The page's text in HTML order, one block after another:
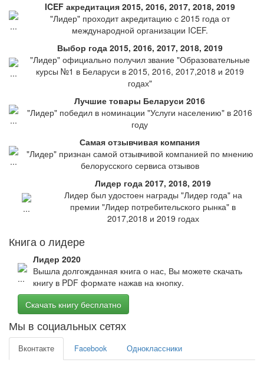
ICEF акредитация 2015, 2016, 2017, 2018, 2019
"Лидер" проходит акредитацию с 2015 года от
международной организации ICEF.
Выбор года 2015, 2016, 2017, 2018, 2019
"Лидер" официально получил звание "Образовательные
курсы №1 в Беларуси в 2015, 2016, 2017,2018 и 2019
годах"
Лучшие товары Беларуси 2016
"Лидер" победил в номинации "Услуги населению" в 2016
году
Самая отзывчивая компания
"Лидер" признан самой отзывчивой компанией по мнению
белорусского сервиса отзывов
Лидер года 2017, 2018, 2019
Лидер был удостоен награды "Лидер года" на
премии "Лидер потребительского рынка" в
2017,2018 и 2019 годах
Книга о лидере
Лидер 2020
Вышла долгожданная книга о нас, Вы можете скачать
книгу в PDF формате нажав на кнопку.
Скачать книгу бесплатно
Мы в социальных сетях
Вконтакте Facebook Одноклассники